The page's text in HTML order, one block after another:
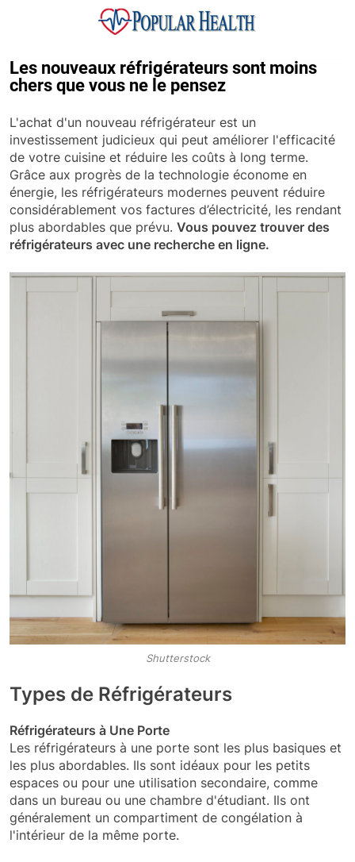
Popular Health
Les nouveaux réfrigérateurs sont moins
chers que vous ne le pensez
L'achat d'un nouveau réfrigérateur est un
investissement judicieux qui peut améliorer l'efficacité
de votre cuisine et réduire les coûts à long terme.
Grâce aux progrès de la technologie économe en
énergie, les réfrigérateurs modernes peuvent réduire
considérablement vos factures d’électricité, les rendant
plus abordables que prévu. Vous pouvez trouver des
réfrigérateurs avec une recherche en ligne.
Shutterstock
Types de Réfrigérateurs
Réfrigérateurs à Une Porte
Les réfrigérateurs à une porte sont les plus basiques et
les plus abordables. Ils sont idéaux pour les petits
espaces ou pour une utilisation secondaire, comme
dans un bureau ou une chambre d'étudiant. Ils ont
généralement un compartiment de congélation à
l'intérieur de la même porte.